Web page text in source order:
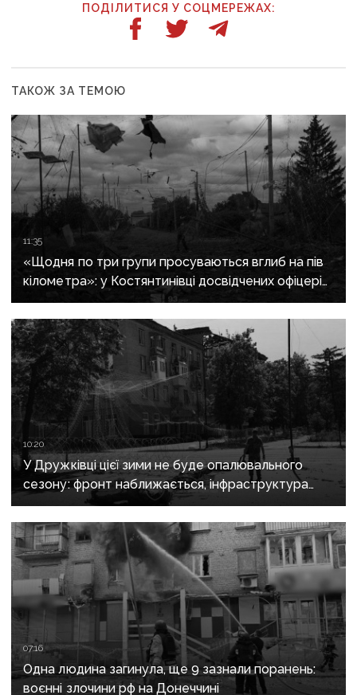
ПОДІЛИТИСЯ У СОЦМЕРЕЖАХ:
ТАКОЖ ЗА ТЕМОЮ
11:35
«Щодня по три групи просуваються вглиб на пів
кілометра»: у Костянтинівці досвідчених офіцерів
рф відправляють на штурми позицій
10:20
У Дружківці цієї зими не буде опалювального
сезону: фронт наближається, інфраструктура
критично зруйнована
07:16
Одна людина загинула, ще 9 зазнали поранень:
воєнні злочини рф на Донеччині